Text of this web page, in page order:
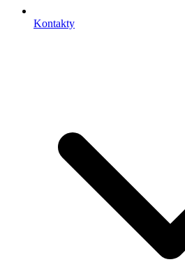
Kontakty